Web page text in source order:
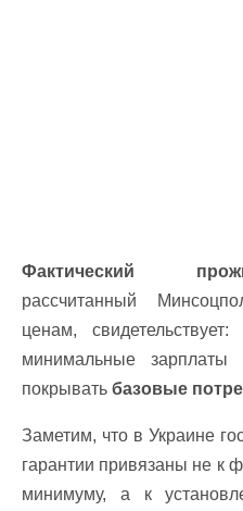
Фактический
рассчитанный
ценам,
минимальные зарплаты
покрывать базовые
Заметим, что в Украине
гарантии привязаны не к
минимуму, а к